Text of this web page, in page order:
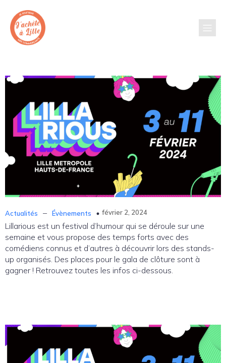
Actualités – Évènements février 2, 2024
Lillarious est un festival d’humour qui se déroule sur une
semaine et vous propose des temps forts avec des
comédiens connus et d’autres à découvrir lors des stands-
up organisés. Des places pour le gala de clôture sont à
gagner ! Retrouvez toutes les infos ci-dessous.